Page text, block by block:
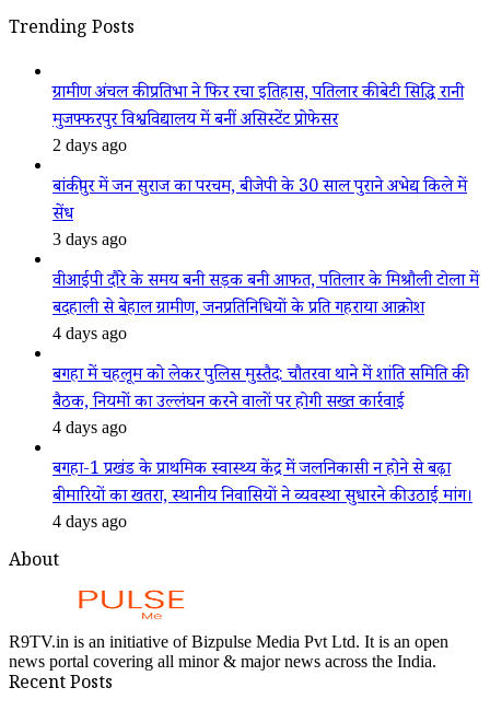
Trending Posts
ग्रामीण अंचल की प्रतिभा ने फिर रचा इतिहास, पतिलार की बेटी सिद्धि रानी
मुजफ्फरपुर विश्वविद्यालय में बनीं असिस्टेंट प्रोफेसर
2 days ago
बांकीपुर में जन सुराज का परचम, बीजेपी के 30 साल पुराने अभेद्य किले में
सेंध
3 days ago
वीआईपी दौरे के समय बनी सड़क बनी आफत, पतिलार के मिश्रौली टोला में
बदहाली से बेहाल ग्रामीण, जनप्रतिनिधियों के प्रति गहराया आक्रोश
4 days ago
बगहा में चहलूम को लेकर पुलिस मुस्तैद: चौतरवा थाने में शांति समिति की
बैठक, नियमों का उल्लंघन करने वालों पर होगी सख्त कार्रवाई
4 days ago
बगहा-1 प्रखंड के प्राथमिक स्वास्थ्य केंद्र में जलनिकासी न होने से बढ़ा
बीमारियों का खतरा, स्थानीय निवासियों ने व्यवस्था सुधारने की उठाई मांग।
4 days ago
About
R9TV.in is an initiative of Bizpulse Media Pvt Ltd. It is an open
news portal covering all minor & major news across the India.
Recent Posts